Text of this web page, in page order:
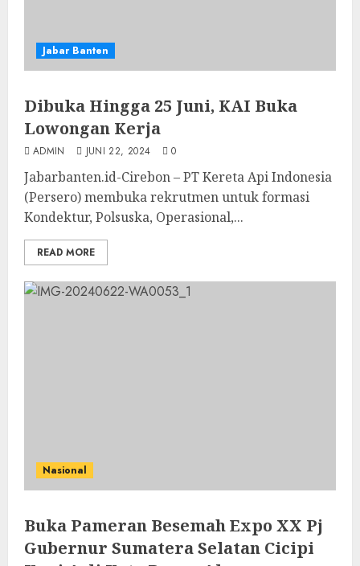
Jabar Banten
Dibuka Hingga 25 Juni, KAI Buka
Lowongan Kerja
ADMIN JUNI 22, 2024 0
Jabarbanten.id-Cirebon – PT Kereta Api Indonesia
(Persero) membuka rekrutmen untuk formasi
Kondektur, Polsuska, Operasional,...
READ MORE
Nasional
Buka Pameran Besemah Expo XX Pj
Gubernur Sumatera Selatan Cicipi